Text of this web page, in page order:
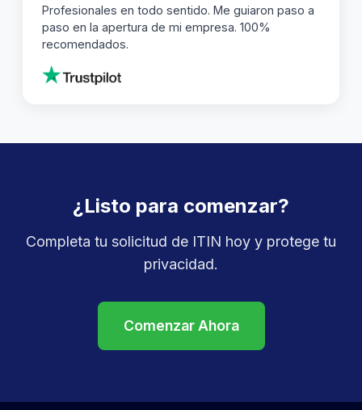
Profesionales en todo sentido. Me guiaron paso a
paso en la apertura de mi empresa. 100%
recomendados.
¿Listo para comenzar?
Completa tu solicitud de ITIN hoy y protege tu
privacidad.
Comenzar Ahora